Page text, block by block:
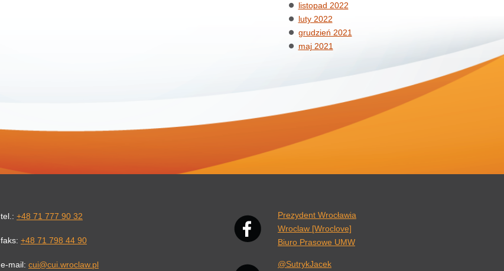
listopad 2022
luty 2022
grudzień 2021
maj 2021
tel.: +48 71 777 90 32
faks: +48 71 798 44 90
e-mail: cui@cui.wroclaw.pl
Prezydent Wrocławia
Wroclaw [Wroclove]
Biuro Prasowe UMW
@SutrykJacek